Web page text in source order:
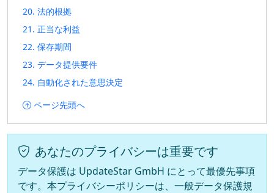
あなたのプライバシーは重要です
データ保護は UpdateStar GmbH にとって最優先事項
です。本プライバシーポリシーは、一般データ保護規
20. 法的根拠
21. 正当な利益
22. 保存期間
23. データ提供要件
24. 自動化された意思決定
ページ先頭へ